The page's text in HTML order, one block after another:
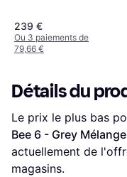
239 €
Ou 3 paiements de
79,66 €
Détails du
Le prix le plus bas
Bee 6 - Grey Mélange
actuellement de
magasins.